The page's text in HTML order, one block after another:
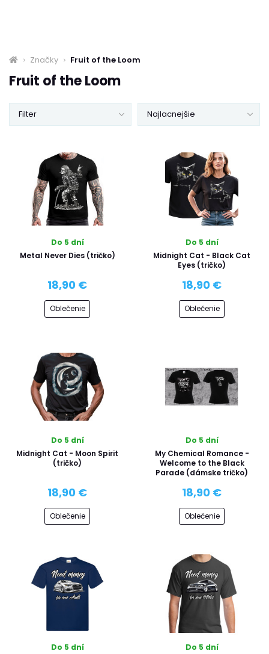
Značky Fruit of the Loom
Fruit of the Loom
Najlacnejšie
Filter
Do 5 dní
Metal Never Dies (tričko)
18,90 €
Oblečenie
Do 5 dní
Midnight Cat - Black Cat
Eyes (tričko)
18,90 €
Oblečenie
Do 5 dní
Midnight Cat - Moon Spirit
(tričko)
18,90 €
Oblečenie
Do 5 dní
My Chemical Romance -
Welcome to the Black
Parade (dámske tričko)
18,90 €
Oblečenie
Do 5 dní
Do 5 dní